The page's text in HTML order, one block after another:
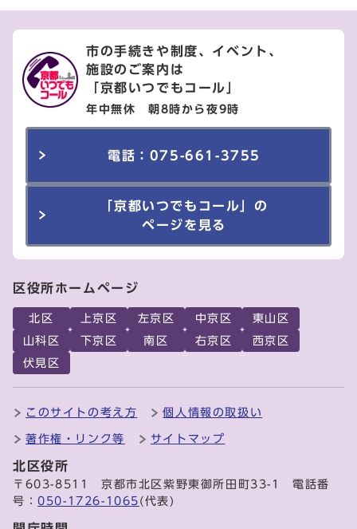
市の手続きや制度、イベント、
施設のご案内は
「京都いつでもコール」
年中無休 朝8時から夜9時
電話：075-661-3755
「京都いつでもコール」の
ページを見る
区役所ホームページ
北区 上京区 左京区 中京区
東山区
山科区
下京区 南区 右京区
西京区
伏見区
このサイトの考え方 個人情報の取扱い
著作権・リンク等 サイトマップ
北区役所
〒603-8511 京都市北区紫野東御所田町33-1 電話番
号：050-1726-1065 (代表)